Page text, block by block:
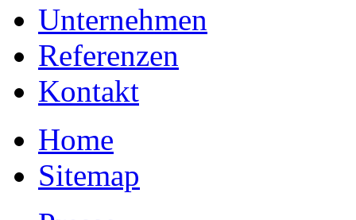
Unternehmen
Referenzen
Kontakt
Home
Sitemap